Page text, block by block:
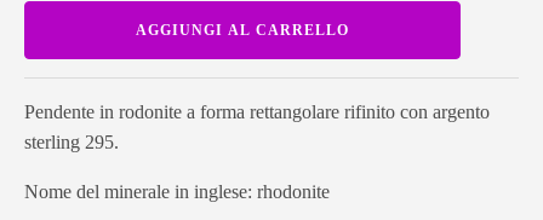
rodonite
a
rettangolare
quantità
AGGIUNGI AL CARRELLO
Pendente in rodonite a forma rettangolare rifinito con argento
sterling 295.
Nome del minerale in inglese: rhodonite